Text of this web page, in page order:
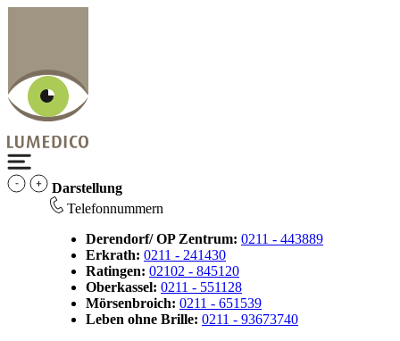
Darstellung
Telefonnummern
Derendorf/ OP Zentrum: 0211 - 443889
Erkrath: 0211 - 241430
Ratingen: 02102 - 845120
Oberkassel: 0211 - 551128
Mörsenbroich: 0211 - 651539
Leben ohne Brille: 0211 - 93673740